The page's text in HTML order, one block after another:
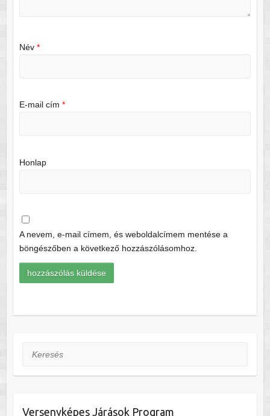
Név *
E-mail cím *
Honlap
A nevem, e-mail címem, és weboldalcímem mentése a
böngészőben a következő hozzászólásomhoz.
Keresés
Versenyképes Járások Program